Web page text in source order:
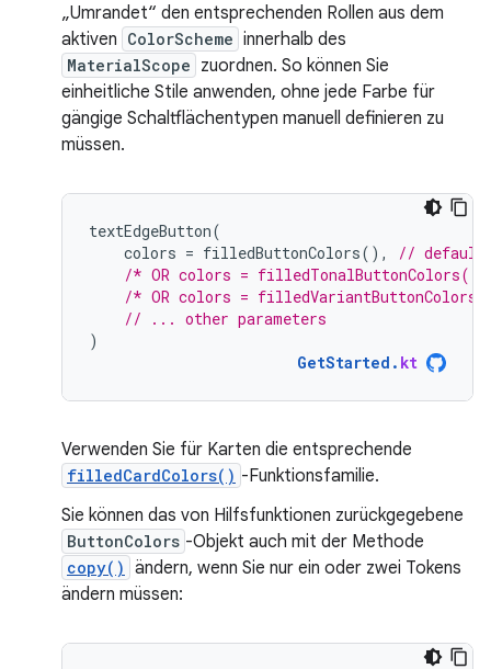
„Umrandet“ den entsprechenden Rollen aus dem
aktiven ColorScheme innerhalb des
MaterialScope zuordnen. So können Sie
einheitliche Stile anwenden, ohne jede Farbe für
gängige Schaltflächentypen manuell definieren zu
müssen.
textEdgeButton(
colors = filledButtonColors(),
// default
/* OR colors =
/* OR colors =
// ... other parameters
)
GetStarted . kt
Verwenden Sie für Karten die entsprechende
filledCardColors() -Funktionsfamilie.
Sie können das von Hilfsfunktionen zurückgegebene
ButtonColors -Objekt auch mit der Methode
copy() ändern, wenn Sie nur ein oder zwei Tokens
ändern müssen: